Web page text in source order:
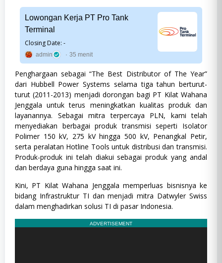
Lowongan Kerja PT Pro Tank
Terminal
Closing Date: -
admin 35 menit
Penghargaan sebagai “The Best Distributor of The Year”
dari Hubbell Power Systems selama tiga tahun berturut-
turut (2011-2013) menjadi dorongan bagi PT Kilat Wahana
Jenggala untuk terus meningkatkan kualitas produk dan
layanannya. Sebagai mitra terpercaya PLN, kami telah
menyediakan berbagai produk transmisi seperti Isolator
Polimer 150 kV, 275 kV hingga 500 kV, Penangkal Petir,
serta peralatan Hotline Tools untuk distribusi dan transmisi.
Produk-produk ini telah diakui sebagai produk yang andal
dan berdaya guna hingga saat ini.
Kini, PT Kilat Wahana Jenggala memperluas bisnisnya ke
bidang Infrastruktur TI dan menjadi mitra Datwyler Swiss
dalam menghadirkan solusi TI di pasar Indonesia.